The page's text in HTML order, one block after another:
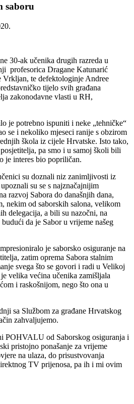
saboru
30-ak učenika drugih razreda u
profesorica Dragane Katunarić
Vrkljan, te defektologinje Andree
tijelo svih građana
zakonodavne vlasti u RH,
je potrebno ispuniti i neke „tehničke“
se i nekoliko mjeseci ranije s obzirom
škola iz cijele Hrvatske. Isto tako,
pa smo i u samoj školi bili
je interes bio popriličan.
su doznali niz zanimljivosti iz
su se s najznačajnijim
razvoj Sabora do današnjih dana,
nekim od saborskih salona, velikom
delegacija, a bili su nazočni, na
da je Sabor u vrijeme našeg
je saborsko osiguranje na
zatim oprema Sabora stalnim
svega što se govori i radi u Velikoj
velika većina učenika zamišljala
i raskošnijom, nego što ona u
sa Službom za građane Hrvatskog
zahvaljujemo.
POHVALU od Saborskog osiguranja i
pristojno ponašanje za vrijeme
na ulaza, do prisustvovanja
TV prijenosa, pa ih i mi ovim